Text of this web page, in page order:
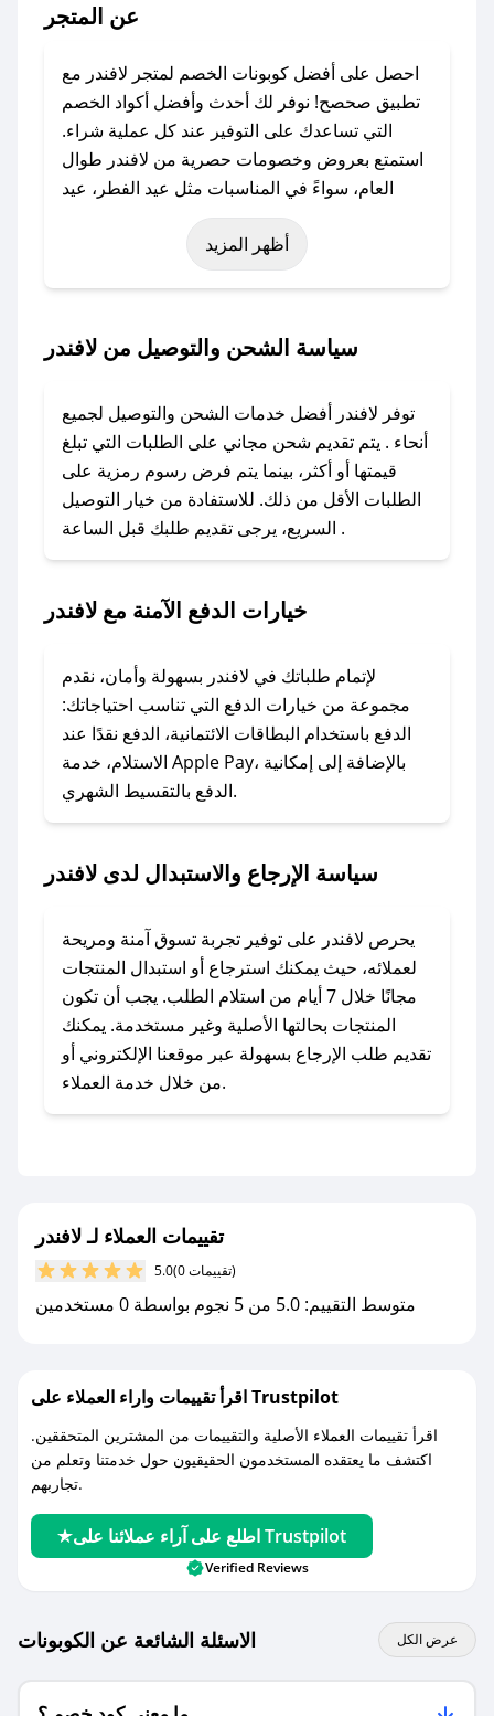
عن المتجر
احصل على أفضل كوبونات الخصم لمتجر لافندر مع
تطبيق صحصح! نوفر لك أحدث وأفضل أكواد الخصم
التي تساعدك على التوفير عند كل عملية شراء.
استمتع بعروض وخصومات حصرية من لافندر طوال
العام، سواءً في المناسبات مثل عيد الفطر، عيد
الأضحى، الجمعة البيضاء (شهر نوفمبر)، رمضان،
اليوم الوطني، يوم التأسيس، أو حتى عروض خاصة
باستخدام تطبيق صحصح، يمكنك العثور بسهولة على
تواصل معنا عبر تويتر أو البريد الإلكتروني لإضافته
بسرعة.
### كيفية استخدام كود خصم لافندر؟
1. انسخ كود الخصم من تطبيق صحصح.
2. الصقه في خانة الدفع عند التسوق من لافندر.
### ماذا أفعل إذا لم يعمل كود الخصم؟
الرسائل الخاصة على تويتر أو البريد الإلكتروني،
وسنقوم بحل المشكلة في أسرع وقت ممكن.
### ماذا أفعل إذا لم أجد كود خصم لمتجري
المفضل؟
في حال عدم توفر كوبونات لمتجرك المفضل، يمكنك
أسرع وقت ممكن.
### كيف تحصل على كوبونات خصم حصرية من
لافندر؟
للحصول على كوبونات وخصومات حصرية، قم بما
يلي:
- اضغط على أيقونة متابعة لمتجر لافندر في تطبيق
صحصح.
مع صحصح، تسوق بذكاء ووفّر على كل مشترياتك مع
أظهر المزيد
سياسة الشحن والتوصيل من لافندر
توفر لافندر أفضل خدمات الشحن والتوصيل لجميع
أنحاء . يتم تقديم شحن مجاني على الطلبات التي تبلغ
قيمتها أو أكثر، بينما يتم فرض رسوم رمزية على
الطلبات الأقل من ذلك. للاستفادة من خيار التوصيل
السريع، يرجى تقديم طلبك قبل الساعة .
خيارات الدفع الآمنة مع لافندر
لإتمام طلباتك في لافندر بسهولة وأمان، نقدم
مجموعة من خيارات الدفع التي تناسب احتياجاتك:
الدفع باستخدام البطاقات الائتمانية، الدفع نقدًا عند
الاستلام، خدمة Apple Pay، بالإضافة إلى إمكانية
الدفع بالتقسيط الشهري.
سياسة الإرجاع والاستبدال لدى لافندر
يحرص لافندر على توفير تجربة تسوق آمنة ومريحة
لعملائه، حيث يمكنك استرجاع أو استبدال المنتجات
مجانًا خلال 7 أيام من استلام الطلب. يجب أن تكون
المنتجات بحالتها الأصلية وغير مستخدمة. يمكنك
تقديم طلب الإرجاع بسهولة عبر موقعنا الإلكتروني أو
من خلال خدمة العملاء.
تقييمات العملاء لـ لافندر
5.0 (0 تقييمات)
متوسط التقييم: 5.0 من 5 نجوم بواسطة 0 مستخدمين
اقرأ تقييمات واراء العملاء على Trustpilot
اقرأ تقييمات العملاء الأصلية والتقييمات من المشترين المتحققين.
اكتشف ما يعتقده المستخدمون الحقيقيون حول خدمتنا وتعلم من
تجاربهم.
اطلع على آراء عملائنا على Trustpilot
Verified Reviews
الاسئلة الشائعة عن الكوبونات عرض الكل